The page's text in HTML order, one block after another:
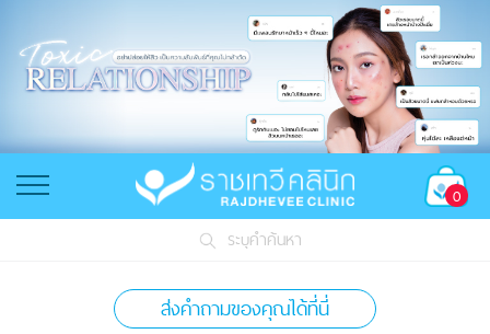
0
ระบุคำค้นหา
ส่งคำถามของคุณได้ที่นี่